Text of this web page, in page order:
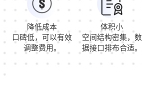
降低成本
口碑低，可以有效
调整费用。
体积小
空间结构密集，数
据接口排布合适。